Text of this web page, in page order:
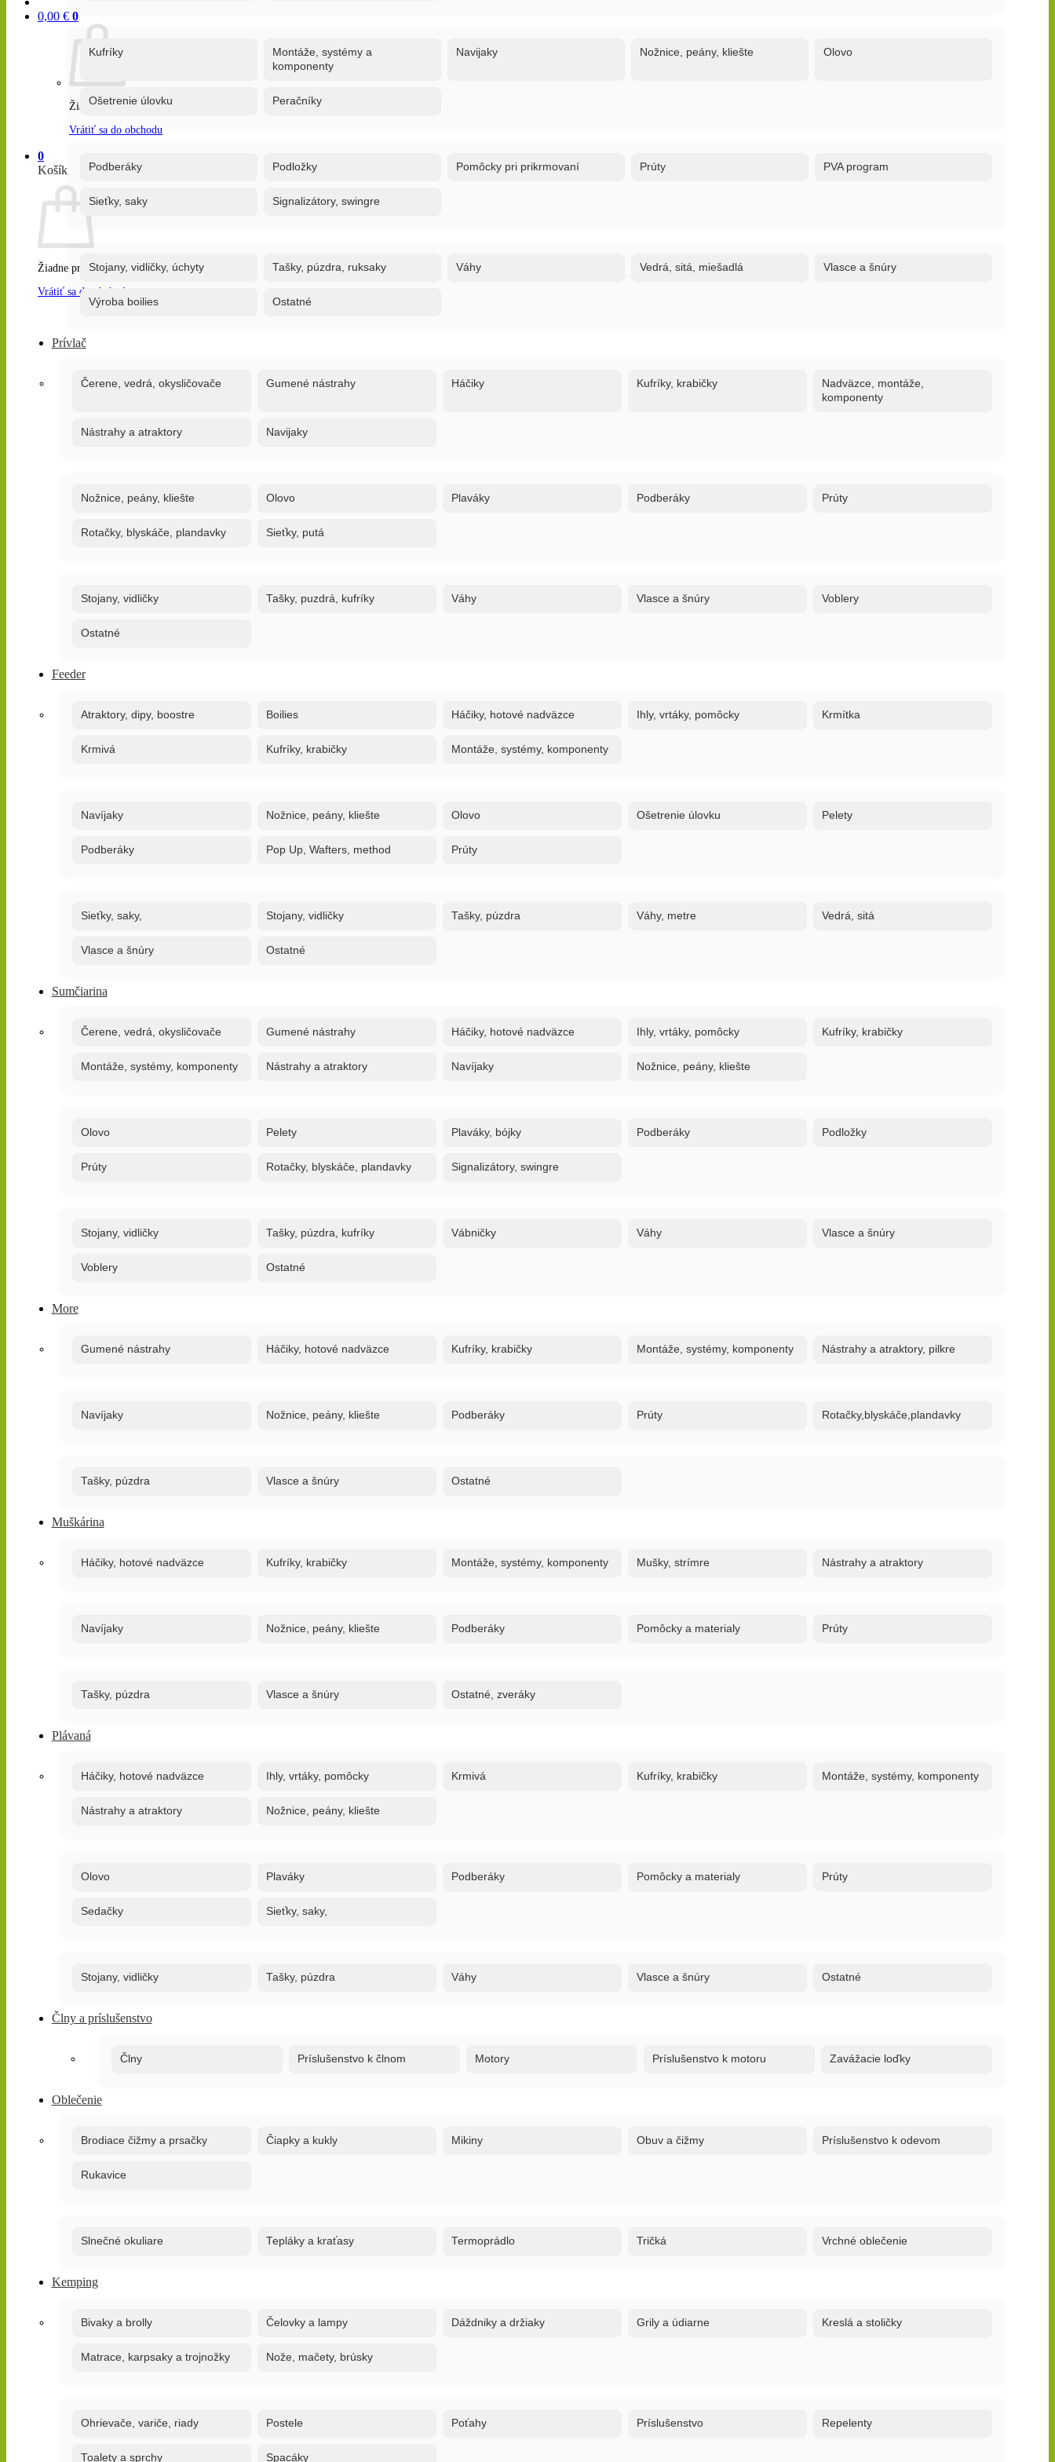
0,00 € 0
Žiadne produkty v košíku.
Vrátiť sa do obchodu
0
Košík
Žiadne produkty v košíku.
Vrátiť sa do obchodu
Kufríky
Montáže, systémy a
komponenty
Navijaky Nožnice, peány, kliešte Olovo
Ošetrenie úlovku Peračníky
Podberáky Podložky Pomôcky pri prikrmovaní Prúty PVA program
Sieťky, saky Signalizátory, swingre
Stojany, vidličky, úchyty Tašky, púzdra, ruksaky Váhy Vedrá, sitá, miešadlá Vlasce a šnúry
Výroba boilies Ostatné
Prívlač
Čerene, vedrá, okysličovače Gumené nástrahy Háčiky Kufríky, krabičky
Nadväzce, montáže,
komponenty
Nástrahy a atraktory Navijaky
Nožnice, peány, kliešte Olovo Plaváky Podberáky Prúty
Rotačky, blyskáče, plandavky Sieťky, putá
Stojany, vidličky Tašky, puzdrá, kufríky Váhy Vlasce a šnúry Voblery
Ostatné
Feeder
Atraktory, dipy, boostre Boilies Háčiky, hotové nadväzce Ihly, vrtáky, pomôcky Krmítka
Krmivá Kufríky, krabičky Montáže, systémy, komponenty
Navíjaky Nožnice, peány, kliešte Olovo Ošetrenie úlovku Pelety
Podberáky Pop Up, Wafters, method Prúty
Sieťky, saky, Stojany, vidličky Tašky, púzdra Váhy, metre Vedrá, sitá
Vlasce a šnúry Ostatné
Sumčiarina
Čerene, vedrá, okysličovače Gumené nástrahy Háčiky, hotové nadväzce Ihly, vrtáky, pomôcky Kufríky, krabičky
Montáže, systémy, komponenty Nástrahy a atraktory Navíjaky Nožnice, peány, kliešte
Olovo Pelety Plaváky, bójky Podberáky Podložky
Prúty Rotačky, blyskáče, plandavky Signalizátory, swingre
Stojany, vidličky Tašky, púzdra, kufríky Vábničky Váhy Vlasce a šnúry
Voblery Ostatné
More
Gumené nástrahy Háčiky, hotové nadväzce Kufríky, krabičky Montáže, systémy, komponenty Nástrahy a atraktory, pilkre
Navíjaky Nožnice, peány, kliešte Podberáky Prúty Rotačky,blyskáče,plandavky
Tašky, púzdra Vlasce a šnúry Ostatné
Muškárina
Háčiky, hotové nadväzce Kufríky, krabičky Montáže, systémy, komponenty Mušky, strímre Nástrahy a atraktory
Navíjaky Nožnice, peány, kliešte Podberáky Pomôcky a materialy Prúty
Tašky, púzdra Vlasce a šnúry Ostatné, zveráky
Plávaná
Háčiky, hotové nadväzce Ihly, vrtáky, pomôcky Krmivá Kufríky, krabičky Montáže, systémy, komponenty
Nástrahy a atraktory Nožnice, peány, kliešte
Olovo Plaváky Podberáky Pomôcky a materialy Prúty
Sedačky Sieťky, saky,
Stojany, vidličky Tašky, púzdra Váhy Vlasce a šnúry Ostatné
Člny a príslušenstvo
Člny Príslušenstvo k člnom Motory Príslušenstvo k motoru Zavážacie loďky
Oblečenie
Brodiace čižmy a prsačky Čiapky a kukly Mikiny Obuv a čižmy Príslušenstvo k odevom
Rukavice
Slnečné okuliare Tepláky a kraťasy Termoprádlo Tričká Vrchné oblečenie
Kemping
Bivaky a brolly Čelovky a lampy Dáždniky a držiaky Grily a údiarne Kreslá a stoličky
Matrace, karpsaky a trojnožky Nože, mačety, brúsky
Ohrievače, variče, riady Postele Poťahy Príslušenstvo Repelenty
Toalety a sprchy Spacáky